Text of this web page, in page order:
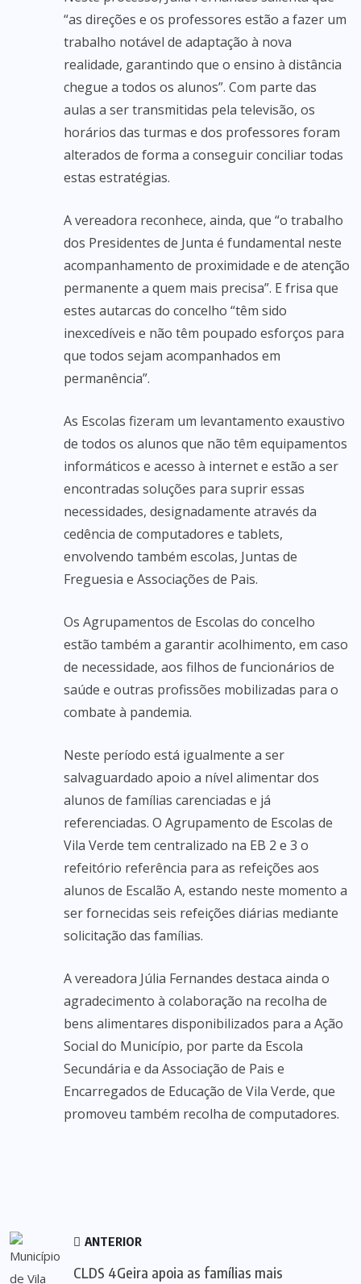
“as direções e os professores estão a fazer um
trabalho notável de adaptação à nova
realidade, garantindo que o ensino à distância
chegue a todos os alunos”. Com parte das
aulas a ser transmitidas pela televisão, os
horários das turmas e dos professores foram
alterados de forma a conseguir conciliar todas
estas estratégias.
A vereadora reconhece, ainda, que “o trabalho
dos Presidentes de Junta é fundamental neste
acompanhamento de proximidade e de atenção
permanente a quem mais precisa”. E frisa que
estes autarcas do concelho “têm sido
inexcedíveis e não têm poupado esforços para
que todos sejam acompanhados em
permanência”.
As Escolas fizeram um levantamento exaustivo
de todos os alunos que não têm equipamentos
informáticos e acesso à internet e estão a ser
encontradas soluções para suprir essas
necessidades, designadamente através da
cedência de computadores e tablets,
envolvendo também escolas, Juntas de
Freguesia e Associações de Pais.
Os Agrupamentos de Escolas do concelho
estão também a garantir acolhimento, em caso
de necessidade, aos filhos de funcionários de
saúde e outras profissões mobilizadas para o
combate à pandemia.
Neste período está igualmente a ser
salvaguardado apoio a nível alimentar dos
alunos de famílias carenciadas e já
referenciadas. O Agrupamento de Escolas de
Vila Verde tem centralizado na EB 2 e 3 o
refeitório referência para as refeições aos
alunos de Escalão A, estando neste momento a
ser fornecidas seis refeições diárias mediante
solicitação das famílias.
A vereadora Júlia Fernandes destaca ainda o
agradecimento à colaboração na recolha de
bens alimentares disponibilizados para a Ação
Social do Município, por parte da Escola
Secundária e da Associação de Pais e
Encarregados de Educação de Vila Verde, que
promoveu também recolha de computadores.
ANTERIOR
CLDS 4Geira apoia as famílias mais